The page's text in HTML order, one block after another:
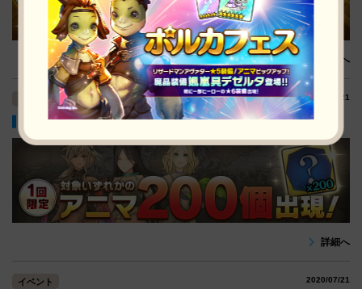
詳細へ
イベント 2020/07/21
夏衣装セレクション アニマ200個確定ガチャ開催！
詳細へ
イベント 2020/07/21